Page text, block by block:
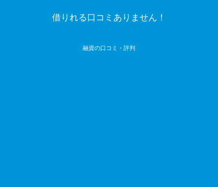
借りれる口コミありません！
融資の口コミ・評判